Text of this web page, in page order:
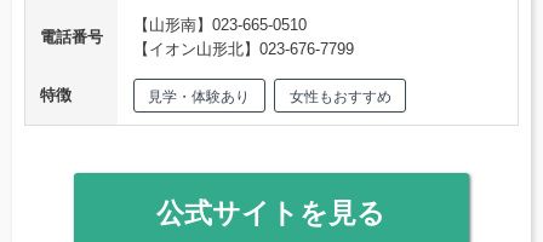
電話番号
【山形南】023-665-0510
【イオン山形北】023-676-7799
特徴 見学・体験あり 女性もおすすめ
公式サイトを見る